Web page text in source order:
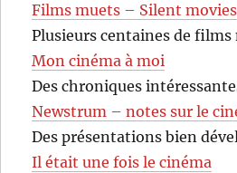
Films muets – Silent movies
Plusieurs centaines de
Mon cinéma à moi
Des chroniques
Newstrum – notes sur le
Des présentations bien
Il était une fois le cinéma